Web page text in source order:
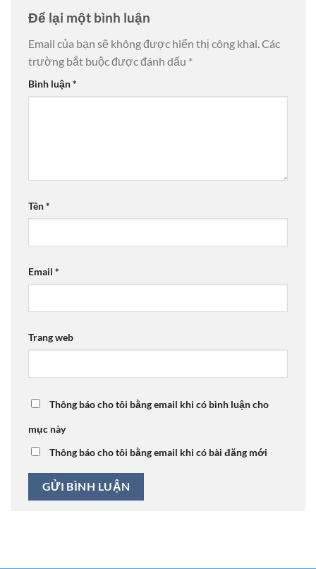
Để lại một bình luận
Email của bạn sẽ không được hiển thị công khai.Các
trường bắt buộc được đánh dấu *
Bình luận*
Tên*
Email *
Trang web
Thông báo cho tôi bằng email khi có bình luận cho
mục này
Thông báo cho tôi bằng email khi có bài đăng mới